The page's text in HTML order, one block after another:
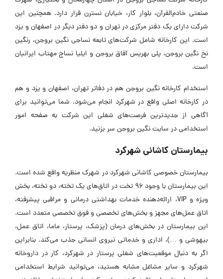
صنعتی خادم‌القرآن، بلوار کار، خیابان نسترن قرار دارد. همچنین این
شرکت دارای یک دفتر مرکزی در تهران و دو دفتر دیگر در اصفهان و یزد
است. این کارخانه شامل شرکت‌های تابعه نساجی نگین بروجن، رنگین
نخ نگین بروجن، پلی بهریس آفاق بروجن و ایلیا نساج مهتاب ایرانیان
است.
استخدام کارخانه نگین بروجن هم در دفاتر تهران، اصفهان و یزد و هم
در کارخانه اصلی واقع در شهرکرد انجام می‌شود. شما می‌توانید برای
آگاهی از جدیدترین فرصت‌های شغلی این شرکت به صفحه امور
استخدامی در سایت نگین بروجن سر بزنید.
بیمارستان کاشانی شهرکرد
بیمارستان خصوصی کاشانی شهرکرد در شهرک منظریه واقع شده است.
این بیمارستان با وجود ۹۶ تخت در اتاق‌های یک تخته، دو تخته، بخش
ویژه و VIP، ارائه‌دهنده خدمات بهداشتی درمانی و مراقبی پیشرفته،
اتاق عمل‌های مجهز و بخش‌های تخصصی و فوق تخصصی متعدد است.
این بیمارستان در بخش‌های درمان (پزشک، پرستار، ماما، اتاق عمل،
بیهوشی و …)، اداری و خدماتی نیروی انسانی جذب می‌کند. بنابراین
اگر به دنبال موقعیت‌های شغلی پرستار در شهرکرد، کار در داروخانه
شهرکرد و سایر مشاغل مشابه هستید، می‌توانید شرایط استخدامی